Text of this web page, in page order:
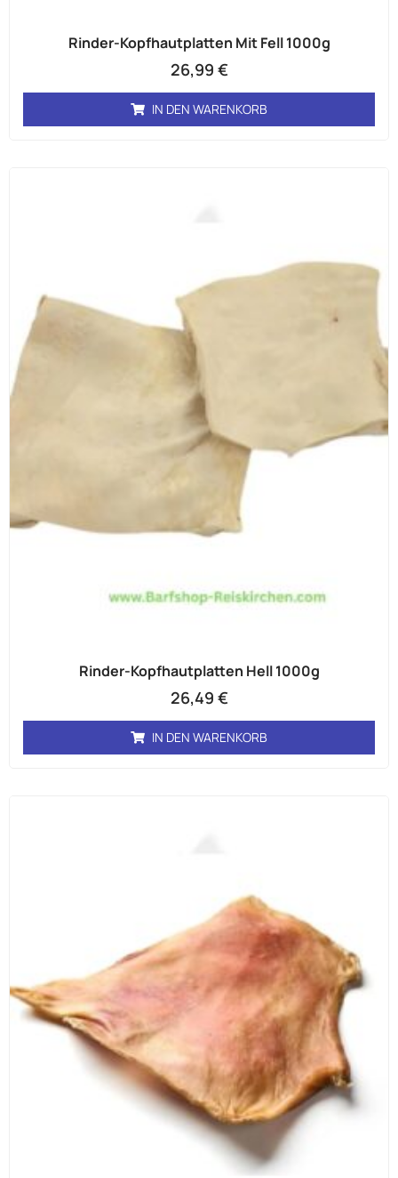
Rinder-Kopfhautplatten Mit Fell 1000g
26,99 €
IN DEN WARENKORB
Rinder-Kopfhautplatten Hell 1000g
26,49 €
IN DEN WARENKORB